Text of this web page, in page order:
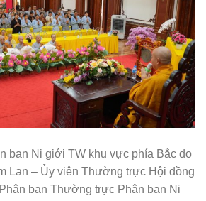
ban Ni giới TW khu vực phía Bắc do
Lan – Ủy viên Thường trực Hội đồng
ban Thường trực Phân ban Ni